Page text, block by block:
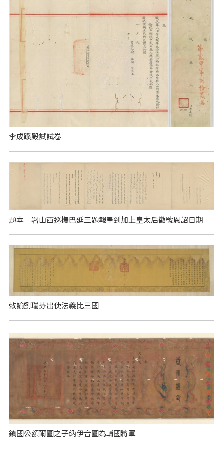
李成蹊殿試試卷
題本 署山西巡撫巴延三題報奉到加上皇太后徽號恩詔日期
敕諭劉瑞芬出使法義比三國
鎮國公額爾圖之子納伊音圖為輔國將軍